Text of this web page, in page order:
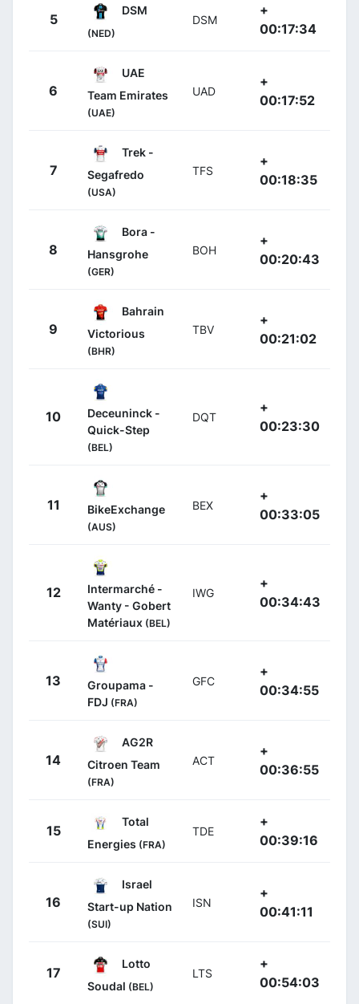
5
DSM
(NED)
DSM
+
00:17:34
6
UAE
Team Emirates
(UAE)
UAD
+
00:17:52
7
Trek -
Segafredo
(USA)
TFS
+
00:18:35
8
Bora -
Hansgrohe
(GER)
BOH
+
00:20:43
9
Bahrain
Victorious
(BHR)
TBV
+
00:21:02
10
Deceuninck -
Quick-Step
(BEL)
DQT
+
00:23:30
11 BikeExchange
(AUS)
BEX
+
00:33:05
12
Intermarché -
Wanty - Gobert
Matériaux (BEL)
IWG
+
00:34:43
13
Groupama -
FDJ (FRA)
GFC
+
00:34:55
14
AG2R
Citroen Team
(FRA)
ACT
+
00:36:55
15
Total
Energies (FRA)
TDE
+
00:39:16
16
Israel
Start-up Nation
(SUI)
ISN
+
00:41:11
17
Lotto
Soudal (BEL)
LTS
+
00:54:03